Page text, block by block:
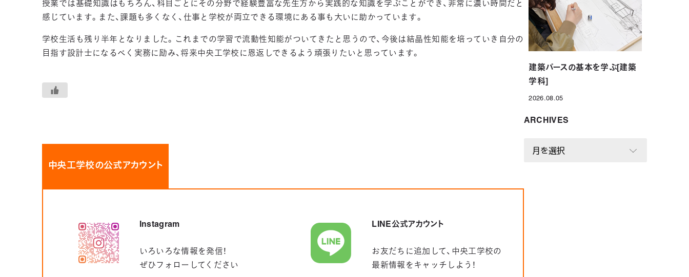
授業では基礎知識はもちろん、科目ごとにその分野で経験豊富な先生方から実践的な知識を学ぶことができ、非常に濃い時間だと
感じています。また、課題も多くなく、仕事と学校が両立できる環境にある事も大いに助かっています。
学校生活も残り半年となりました。これまでの学習で流動性知能がついてきたと思うので、今後は結晶性知能を培っていき自分の
目指す設計士になるべく実務に励み、将来中央工学校に恩返しできるよう頑張りたいと思っています。
中央工学校の公式アカウント
Instagram
いろいろな情報を発信！
ぜひフォローしてください
LINE公式アカウント
お友だちに追加して、中央工学校の
最新情報をキャッチしよう！
建築パースの基本を学ぶ[建築
学科]
2026.08.05
ARCHIVES